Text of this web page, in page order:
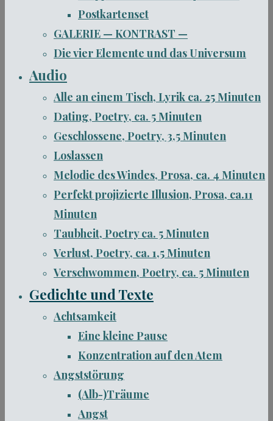
Postkartenset
GALERIE — KONTRAST —
Die vier Elemente und das Universum
Audio
Alle an einem Tisch, Lyrik ca. 25 Minuten
Dating, Poetry, ca. 5 Minuten
Geschlossene, Poetry, 3,5 Minuten
Loslassen
Melodie des Windes, Prosa, ca. 4 Minuten
Perfekt projizierte Illusion, Prosa, ca.11
Minuten
Taubheit, Poetry ca. 5 Minuten
Verlust, Poetry, ca. 1,5 Minuten
Verschwommen, Poetry, ca. 5 Minuten
Gedichte und Texte
Achtsamkeit
Eine kleine Pause
Konzentration auf den Atem
Angststörung
(Alb-)Träume
Angst